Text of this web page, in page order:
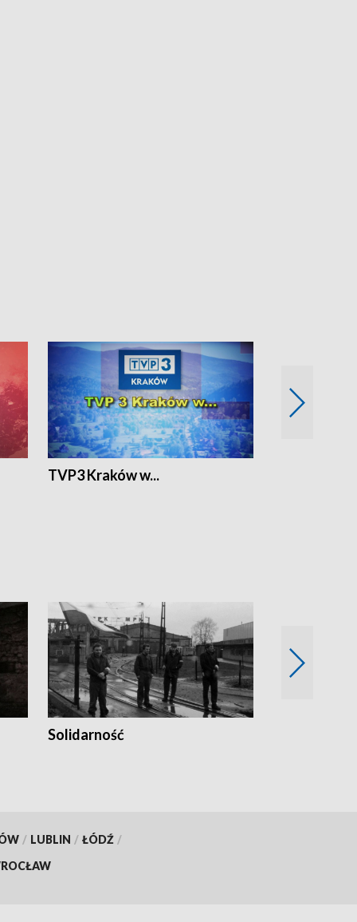
TVP3 Kraków w...
Solidarność
/ LUBLIN / ŁÓDŹ /